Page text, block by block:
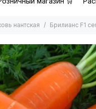
нантская Брилианс F1